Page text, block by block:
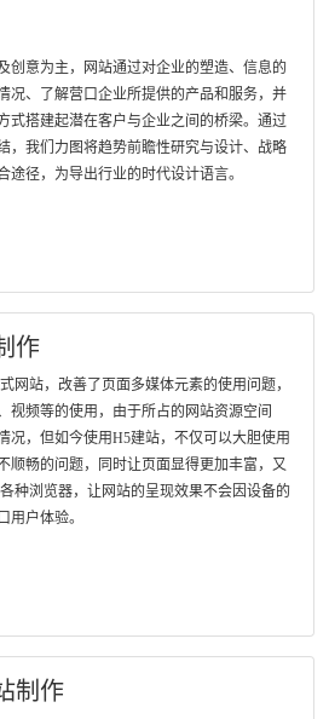
创意为主，网站通过对企业的塑造、信息的
况、了解营口企业所提供的产品和服务，并
式搭建起潜在客户与企业之间的桥梁。通过
，我们力图将趋势前瞻性研究与设计、战略
途径，为导出行业的时代设计语言。
作
网站，改善了页面多媒体元素的使用问题，
视频等的使用，由于所占的网站资源空间
况，但如今使用H5建站，不仅可以大胆使用
顺畅的问题，同时让页面显得更加丰富，又
种浏览器，让网站的呈现效果不会因设备的
用户体验。
制作